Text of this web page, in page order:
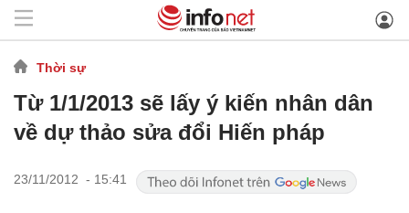
Thời sự
Từ 1/1/2013 sẽ lấy ý kiến nhân dân
về dự thảo sửa đổi Hiến pháp
23/11/2012 - 15:41